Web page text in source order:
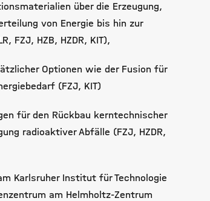
über die Erzeugung,
von Energie bis hin zur
FZJ, HZB, HZDR, KIT),
Optionen wie der Fusion für
(FZJ, KIT)
für den Rückbau kerntechnischer
radioaktiver Abfälle (FZJ, HZDR,
Karlsruher Institut für Technologie
am Helmholtz-Zentrum